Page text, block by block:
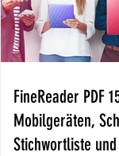
FineReader PDF
Mobilgeräten,
Stichwortliste